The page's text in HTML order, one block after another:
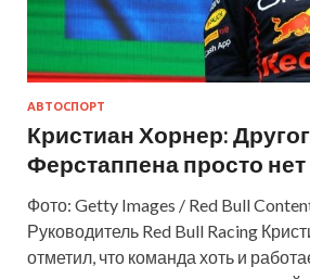
АВТОСПОРТ
Кристиан Хорнер:
Ферстаппена просто нет
Фото: Getty Images / Red Bull
Руководитель Red Bull Racing
отметил, что команда хоть и